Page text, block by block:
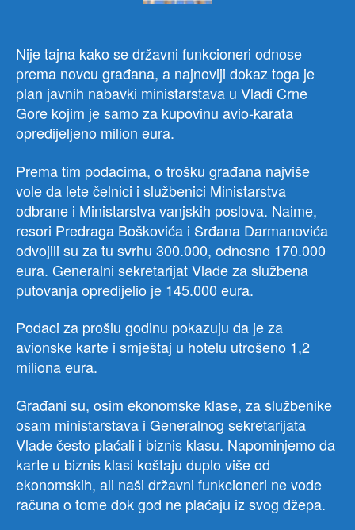
Nije tajna kako se državni funkcioneri odnose
prema novcu građana, a najnoviji dokaz toga je
plan javnih nabavki ministarstava u Vladi Crne
Gore kojim je samo za kupovinu avio-karata
opredijeljeno milion eura.
Prema tim podacima, o trošku građana najviše
vole da lete čelnici i službenici Ministarstva
odbrane i Ministarstva vanjskih poslova. Naime,
resori Predraga Boškovića i Srđana Darmanovića
odvojili su za tu svrhu 300.000, odnosno 170.000
eura. Generalni sekretarijat Vlade za službena
putovanja opredijelio je 145.000 eura.
Podaci za prošlu godinu pokazuju da je za
avionske karte i smještaj u hotelu utrošeno 1,2
miliona eura.
Građani su, osim ekonomske klase, za službenike
osam ministarstava i Generalnog sekretarijata
Vlade često plaćali i biznis klasu. Napominjemo da
karte u biznis klasi koštaju duplo više od
ekonomskih, ali naši državni funkcioneri ne vode
računa o tome dok god ne plaćaju iz svog džepa.